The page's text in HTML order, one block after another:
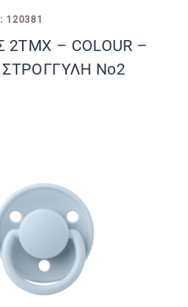
120381
2ΤΜΧ – COLOUR –
ΣΤΡΟΓΓΥΛΗ No2